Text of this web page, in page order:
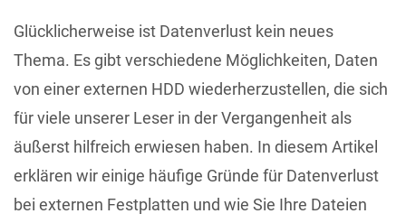
Glücklicherweise ist Datenverlust kein neues
Thema. Es gibt verschiedene Möglichkeiten, Daten
von einer externen HDD wiederherzustellen, die sich
für viele unserer Leser in der Vergangenheit als
äußerst hilfreich erwiesen haben. In diesem Artikel
erklären wir einige häufige Gründe für Datenverlust
bei externen Festplatten und wie Sie Ihre Dateien